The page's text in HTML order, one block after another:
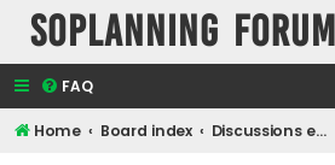
SOPlanning Forum
FAQ
Home Board index Discussions en Français